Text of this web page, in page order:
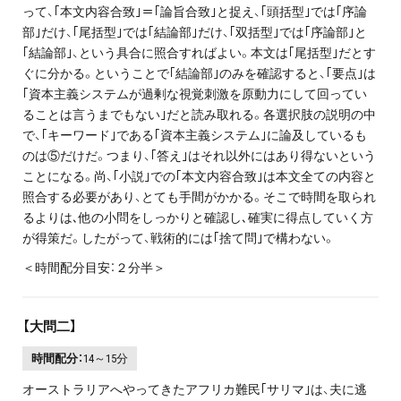
って、｢本文内容合致｣＝｢論旨合致｣と捉え、｢頭括型｣では｢序論
部｣だけ、｢尾括型｣では｢結論部｣だけ、｢双括型｣では｢序論部｣と
｢結論部｣、という具合に照合すればよい。本文は｢尾括型｣だとす
ぐに分かる。ということで｢結論部｣のみを確認すると、｢要点｣は
｢資本主義システムが過剰な視覚刺激を原動力にして回ってい
ることは言うまでもない｣だと読み取れる。各選択肢の説明の中
で、｢キーワード｣である｢資本主義システム｣に論及しているも
のは⑤だけだ。つまり、｢答え｣はそれ以外にはあり得ないという
ことになる。尚、｢小説｣での｢本文内容合致｣は本文全ての内容と
照合する必要があり、とても手間がかかる。そこで時間を取られ
るよりは､他の小問をしっかりと確認し､確実に得点していく方
が得策だ。したがって、戦術的には｢捨て問｣で構わない。
＜時間配分目安：２分半＞
【大問二】
時間配分：14～15分
オーストラリアへやってきたアフリカ難民｢サリマ｣は、夫に逃